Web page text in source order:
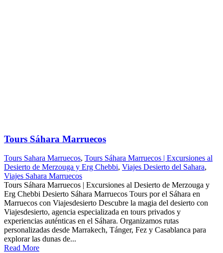
Tours Sáhara Marruecos
Tours Sahara Marruecos, Tours Sáhara Marruecos | Excursiones al
Desierto de Merzouga y Erg Chebbi, Viajes Desierto del Sahara,
Viajes Sahara Marruecos
Tours Sáhara Marruecos | Excursiones al Desierto de Merzouga y
Erg Chebbi Desierto Sáhara Marruecos Tours por el Sáhara en
Marruecos con Viajesdesierto Descubre la magia del desierto con
Viajesdesierto, agencia especializada en tours privados y
experiencias auténticas en el Sáhara. Organizamos rutas
personalizadas desde Marrakech, Tánger, Fez y Casablanca para
explorar las dunas de...
Read More